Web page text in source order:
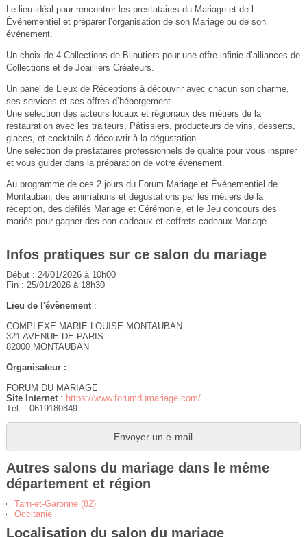
Le lieu idéal pour rencontrer les prestataires du Mariage et de l
Événementiel et préparer l’organisation de son Mariage ou de son
événement.
Un choix de 4 Collections de Bijoutiers pour une offre infinie d’alliances de
Collections et de Joailliers Créateurs.
Un panel de Lieux de Réceptions à découvrir avec chacun son charme,
ses services et ses offres d’hébergement.
Une sélection des acteurs locaux et régionaux des métiers de la
restauration avec les traiteurs, Pâtissiers, producteurs de vins, desserts,
glaces, et cocktails à découvrir à la dégustation.
Une sélection de prestataires professionnels de qualité pour vous inspirer
et vous guider dans la préparation de votre événement.
Au programme de ces 2 jours du Forum Mariage et Événementiel de
Montauban, des animations et dégustations par les métiers de la
réception, des défilés Mariage et Cérémonie, et le Jeu concours des
mariés pour gagner des bon cadeaux et coffrets cadeaux Mariage.
Infos pratiques sur ce salon du mariage
Début : 24/01/2026 à 10h00
Fin : 25/01/2026 à 18h30
Lieu de l'évènement:
COMPLEXE MARIE LOUISE MONTAUBAN
321 AVENUE DE PARIS
82000 MONTAUBAN
Organisateur :
FORUM DU MARIAGE
Site Internet: https://www.forumdumariage.com/
Tél. : 0619180849
Envoyer un e-mail
Autres salons du mariage dans le même
département et région
Tarn-et-Garonne (82)
Occitanie
Localisation du salon du mariage